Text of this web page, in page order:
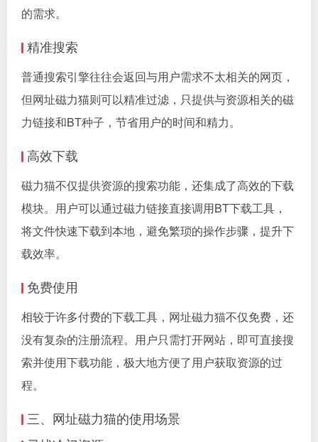
的需求。
精准搜索
普通搜索引擎往往会返回与用户需求不太相关的网页，
但网址磁力猫则可以精准过滤，只提供与资源相关的磁
力链接和BT种子，节省用户的时间和精力。
高效下载
磁力猫不仅提供资源的搜索功能，还集成了高效的下载
模块。用户可以通过磁力链接直接调用BT下载工具，
将文件快速下载到本地，避免繁琐的操作步骤，提升下
载效率。
免费使用
相较于许多付费的下载工具，网址磁力猫不仅免费，还
没有复杂的注册流程。用户只需打开网站，即可直接搜
索并使用下载功能，极大地方便了用户获取资源的过
程。
三、网址磁力猫的使用场景